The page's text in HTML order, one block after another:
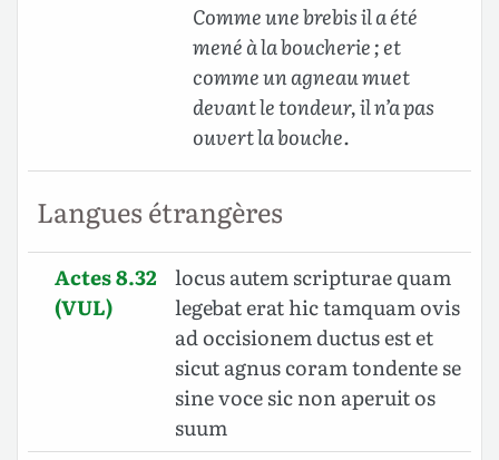
Comme une brebis il a été
mené à la boucherie ; et
comme un agneau muet
devant le tondeur, il n’a pas
ouvert la bouche.
Langues étrangères
Actes 8.32
(VUL)
locus autem scripturae quam
legebat erat hic tamquam ovis
ad occisionem ductus est et
sicut agnus coram tondente se
sine voce sic non aperuit os
suum